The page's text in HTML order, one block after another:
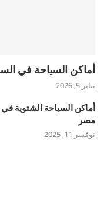
أماكن السياحة في
يناير 5, 2026
أماكن السياحة الشتوية في
مصر
نوفمبر 11, 2025